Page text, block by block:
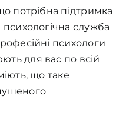
потрібна підтримка
служба
психологи
для вас по всій
що таке